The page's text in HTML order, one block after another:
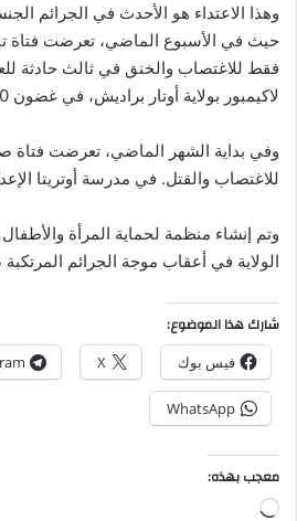
وهذا الاعتداء هو الأحدث في الجرائم
حيث في الأسبوع الماضي، تعرضت فتاة
فقط للاغتصاب والخنق في ثالث حادثة
لاكيمبور بولاية أوتار براديش، في غضون 20 يومًا.
للاغتصاب والقتل. في مدرسة أوتريتا
وتم إنشاء منظمة لحماية المرأة
الولاية في أعقاب موجة الجرائم
شارك هذا الموضوع:
فيس بوك X
WhatsApp
معجب بهذه:
جاري